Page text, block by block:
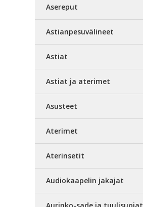
Asereput
Astianpesuvälineet
Astiat
Astiat ja aterimet
Asusteet
Aterimet
Aterinsetit
Audiokaapelin jakajat